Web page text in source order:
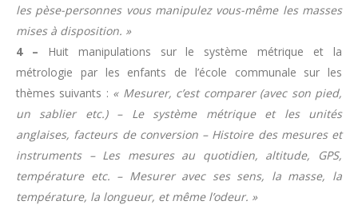
les pèse-personnes vous manipulez vous-même les masses
mises à disposition. »
4 – Huit manipulations sur le système métrique et la
métrologie par les enfants de l’école communale sur les
thèmes suivants : « Mesurer, c’est comparer (avec son pied,
un sablier etc.) – Le système métrique et les unités
anglaises, facteurs de conversion – Histoire des mesures et
instruments – Les mesures au quotidien, altitude, GPS,
température etc. – Mesurer avec ses sens, la masse, la
température, la longueur, et même l’odeur. »